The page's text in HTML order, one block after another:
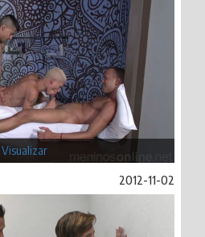
Visualizar
2012-11-02